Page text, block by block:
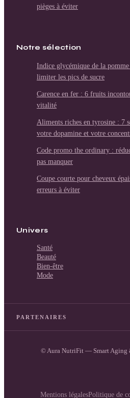
pièges à éviter
Notre sélection
Indice glycémique de la
limiter les pics de sucre
Carence en fer : 6 fruits
vitalité
Aliments riches en tyrosine : 7
votre dopamine et votre
Code promo the ordinary :
pas manquer
Coupe courte pour cheveux
erreurs à éviter
Univers
Santé
Beauté
Bien-être
Mode
PARTENAIRES
© Aura NutriFit — Smart Aging
Mentions légalesPolitique de